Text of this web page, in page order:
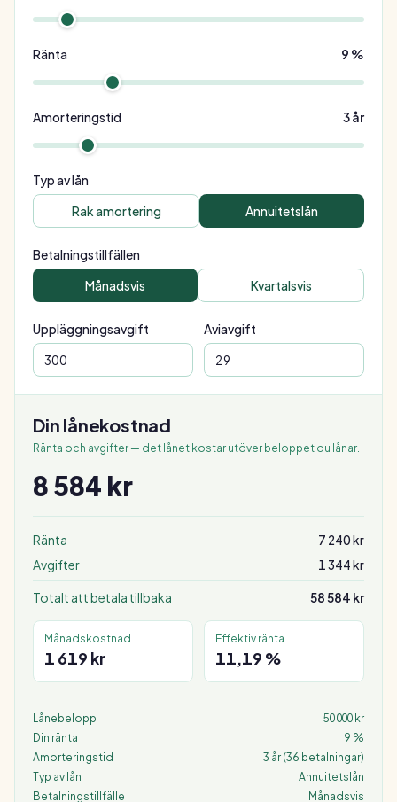
Ränta 9 %
Amorteringstid 3 år
Typ av lån
Rak amortering
Annuitetslån
Betalningstillfällen
Månadsvis
Kvartalsvis
Uppläggningsavgift Aviavgift
Din lånekostnad
Ränta och avgifter — det lånet kostar utöver beloppet du lånar.
8 584 kr
Ränta
7 240 kr
Avgifter
1 344 kr
Totalt att betala tillbaka 58 584 kr
Månadskostnad
1 619 kr
Effektiv ränta
11,19 %
Lånebelopp
50 000 kr
Din ränta
9 %
Amorteringstid
3 år (36 betalningar)
Typ av lån
Annuitetslån
Betalningstillfälle
Månadsvis